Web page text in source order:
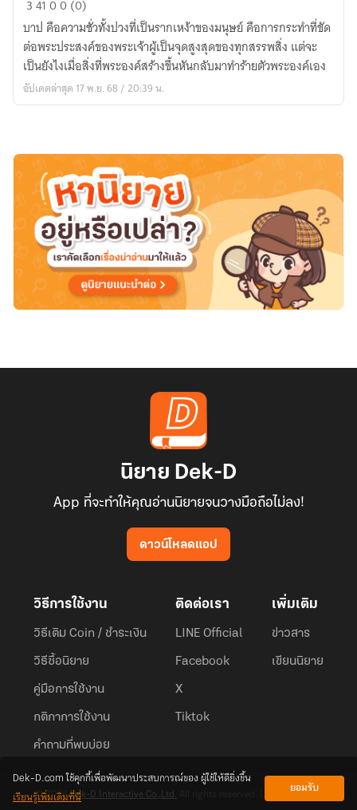
ของ
พระเจ้า
34100 (0)
บาป คือความชั่วทั้งปวงที่เป็นรากเหง้าของมนุษย์ คือการกระทำที่ขัด
ต่อพระประสงค์ของพระเจ้าผู้เป็นจุดสูงสุดของทุกสรรพสิ่ง แต่จะ
เป็นยังไงเมื่อสิ่งที่พระองค์สร้างขึ้นหันกลับมาทำร้ายตัวพระองค์เอง
อัปเดตล่าสุด 17 พ.ย. 68 / 20:39 น.
นิยาย Dek-D
App ที่จะทำให้คุณอ่านนิยายจนวางมือถือไม่ลง!
ดาวน์โหลดแอป
วิธีการใช้งาน
วิธีเติม Coin / ชำระเงิน
วิธีซื้อนิยาย
คู่มือการใช้งาน
กติกาการใช้งาน
คำถามที่พบบ่อย
ติดต่อเรา
LINE Official
Facebook
X
Tiktok
เพิ่มเติม
ข่าวสาร
เขียนนิยาย
© 2026Dek-D Interactive Co.,Ltd.
Dek-D.com ใช้คุกกี้เพื่อพัฒนาประสบการณ์ของ ผู้ใช้ให้ดียิ่งขึ้น
เรียนรู้เพิ่มเติมที่นี่
ยอมรับ